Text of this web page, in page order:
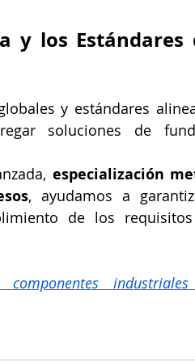
y los Estándares
y estándares
soluciones de
especialización
, ayudamos a
de los